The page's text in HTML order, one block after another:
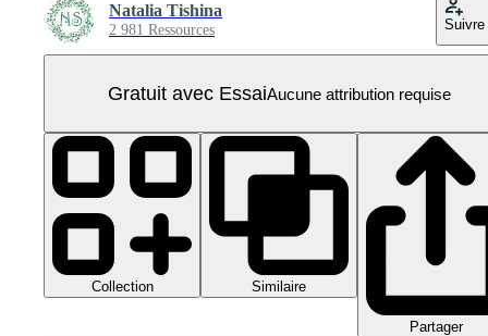
Natalia Tishina
2 981 Ressources Suivre
Gratuit avec EssaiAucune attribution requise
Collection Similaire
Partager